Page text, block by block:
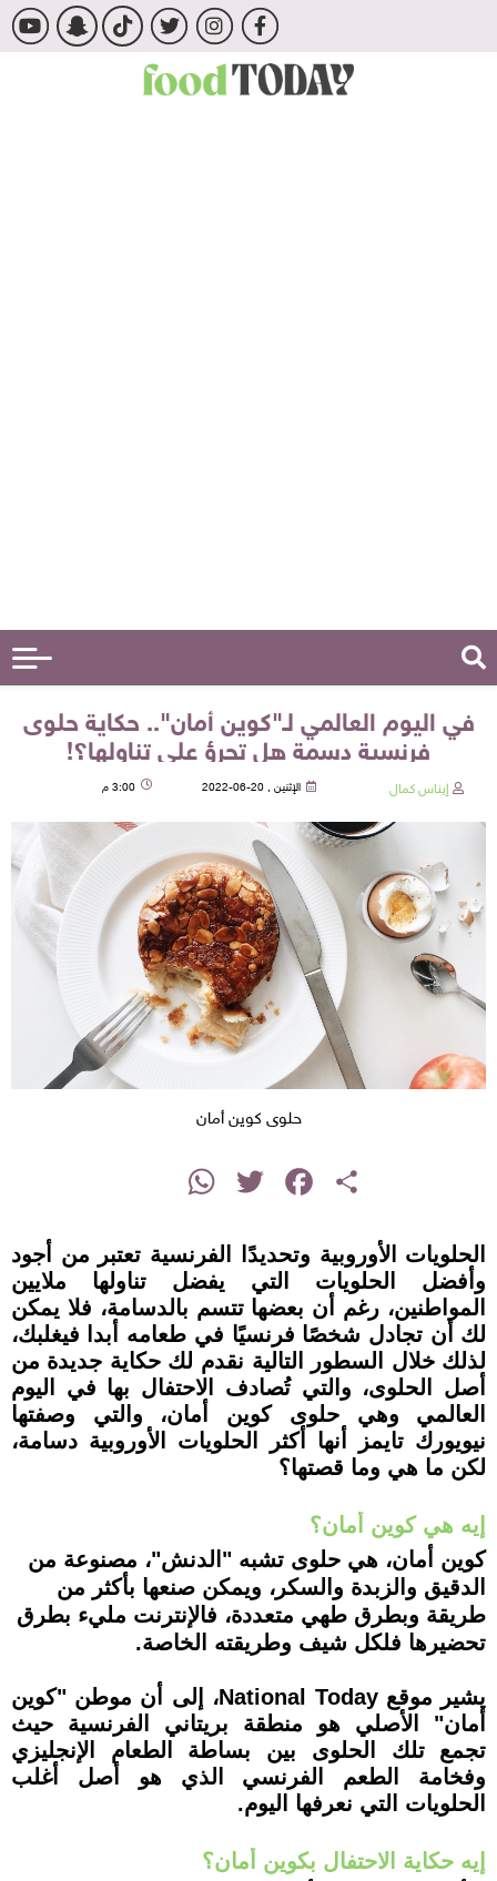
في اليوم العالمي لـ"كوين أمان".. حكاية حلوى
فرنسية دسمة هل تجرؤ على تناولها؟!
إيناس كمال الإثنين , 20-06-2022 3:00 م
حلوى كوين أمان
Share
Facebook
Twitter
WhatsApp
الحلويات الأوروبية وتحديدًا الفرنسية تعتبر من أجود
وأفضل الحلويات التي يفضل تناولها ملايين
المواطنين، رغم أن بعضها تتسم بالدسامة، فلا يمكن
لك أن تجادل شخصًا فرنسيًا في طعامه أبدا فيغلبك،
لذلك خلال السطور التالية نقدم لك حكاية جديدة من
أصل الحلوى، والتي تُصادف الاحتفال بها في اليوم
العالمي وهي حلوى كوين أمان، والتي وصفتها
نيويورك تايمز أنها أكثر الحلويات الأوروبية دسامة،
لكن ما هي وما قصتها؟
إيه هي كوين أمان؟
كوين أمان، هي حلوى تشبه "الدنش"، مصنوعة من
الدقيق والزبدة والسكر، ويمكن صنعها بأكثر من
طريقة وبطرق طهي متعددة، فالإنترنت مليء بطرق
تحضيرها فلكل شيف وطريقته الخاصة.
يشير موقع National Today، إلى أن موطن "كوين
أمان" الأصلي هو منطقة بريتاني الفرنسية حيث
تجمع تلك الحلوى بين بساطة الطعام الإنجليزي
وفخامة الطعم الفرنسي الذي هو أصل أغلب
الحلويات التي نعرفها اليوم.
إيه حكاية الاحتفال بكوين أمان؟